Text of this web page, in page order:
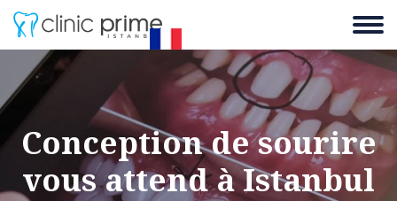
Conception de sourire
vous attend à Istanbul